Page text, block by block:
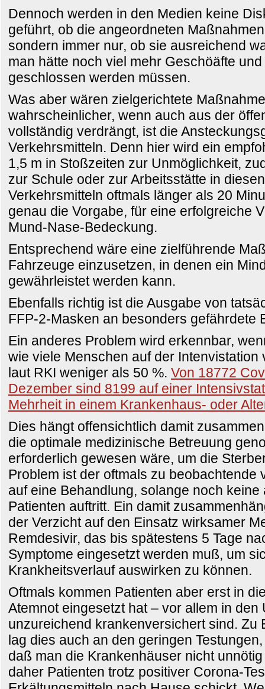
Dennoch werden in den Medien keine
geführt, ob die angeordneten
sondern immer nur, ob sie ausreichend
man hätte noch viel mehr Geschöäfte
geschlossen werden müssen.
Was aber wären zielgerichtete
wahrscheinlicher, wenn auch aus der
vollständig verdrängt, ist die
Verkehrsmitteln. Denn hier wird ein
1,5 m in Stoßzeiten zur Unmöglichkeit,
zur Schule oder zur Arbeitsstätte in
Verkehrsmitteln oftmals länger als 20
genau die Vorgabe, für eine erfolgreiche
Mund-Nase-Bedeckung.
Entsprechend wäre eine zielführende
Fahrzeuge einzusetzen, in denen ein
gewährleistet werden kann.
Ebenfalls richtig ist die Ausgabe von
FFP-2-Masken an besonders gefährdete
Ein anderes Problem wird erkennbar,
wie viele Menschen auf der Intenvistation
laut RKI weniger als 50 %. Von 18772
Dezember sind 8199 auf einer
Mehrheit in einem Krankenhaus- oder
Dies hängt offensichtlich damit
die optimale medizinische Betreuung
erforderlich gewesen wäre, um die
Problem ist der oftmals zu beobachtende
auf eine Behandlung, solange noch keine
Patienten auftritt. Ein damit
der Verzicht auf den Einsatz wirksamer
Remdesivir, das bis spätestens 5 Tage
Symptome eingesetzt werden muß, um
Krankheitsverlauf auswirken zu können.
Oftmals kommen Patienten aber erst in
Atemnot eingesetzt hat – vor allem in den
unzureichend krankenversichert sind. Zu
lag dies auch an den geringen
daß man die Krankenhäuser nicht
daher Patienten trotz positiver Corona-